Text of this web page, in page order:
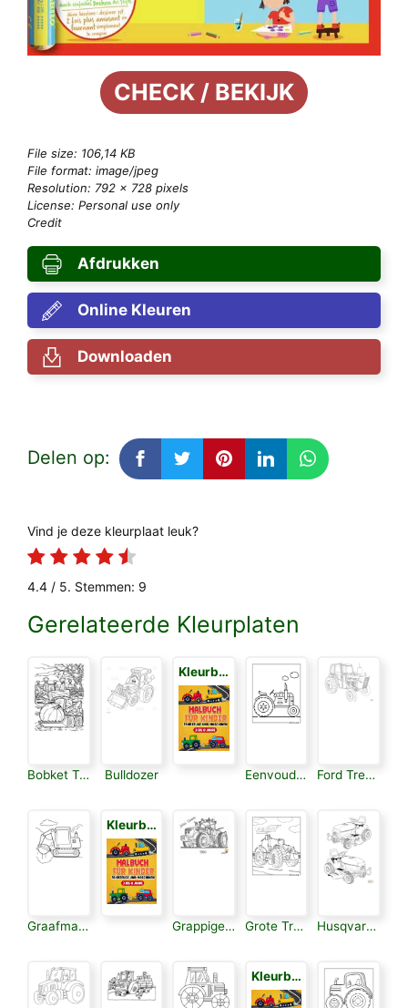
CHECK / BEKIJK
File size: 106,14 KB
File format: image/jpeg
Resolution: 792 × 728 pixels
License: Personal use only
Credit
Afdrukken
Online Kleuren
Downloaden
Delen op:
Vind je deze kleurplaat leuk?
4.4 / 5. Stemmen: 9
Gerelateerde Kleurplaten
Bobket Trekker Bulldozer
Kleurboek voor Kinderen 3
Eenvoudige Tractor Ford Trekker
Graafmachine
Kleurboek voor Kinderen 3
Grappige Tractors Grote Tractor Husqvarna Zitmaaier
Kleurboek voor Kinderen 3